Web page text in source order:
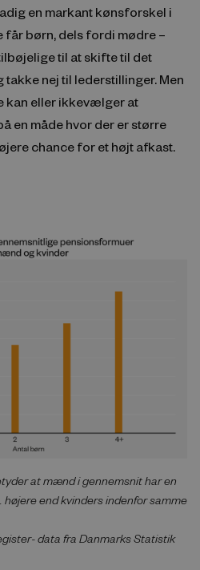
en markant kønsforskel i
børn, dels fordi mødre –
til at skifte til det
nej til lederstillinger. Men
kan eller ikkevælger at
en måde hvor der er større
chance for et højt afkast.
at mænd i gennemsnit har en
end kvinders indenfor samme
data fra Danmarks Statistik